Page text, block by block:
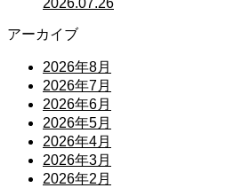
アーカイブ
2026年8月
2026年7月
2026年6月
2026年5月
2026年4月
2026年3月
2026年2月